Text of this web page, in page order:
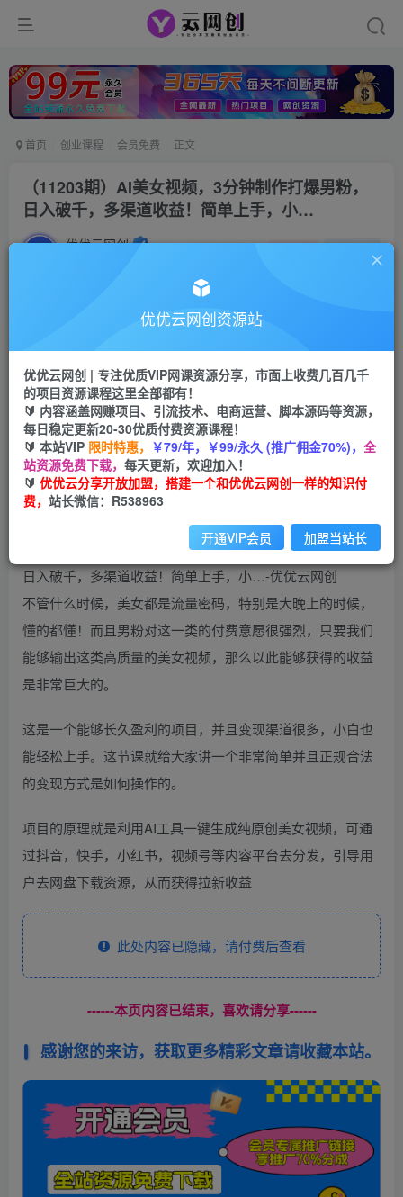
首页 创业课程 会员免费 正文
（11203期）AI美女视频，3分钟制作打爆男粉，
日入破千，多渠道收益！简单上手，小…
优优云网创 私信
会员专属资源
会员免费
您暂无购买权限，请先开通会员
开通会员
不管什么时候，美女都是流量密码，特别是大晚上的时候，
懂的都懂！而且男粉对这一类的付费意愿很强烈，只要我们
能够输出这类高质量的美女视频，那么以此能够获得的收益
是非常巨大的。
这是一个能够长久盈利的项目，并且变现渠道很多，小白也
能轻松上手。这节课就给大家讲一个非常简单并且正规合法
的变现方式是如何操作的。
项目的原理就是利用AI工具一键生成纯原创美女视频，可通
过抖音，快手，小红书，视频号等内容平台去分发，引导用
户去网盘下载资源，从而获得拉新收益
此处内容已隐藏，请付费后查看
------本页内容已结束，喜欢请分享------
感谢您的来访，获取更多精彩文章请收藏本站。
优优云网创资源站
优优云网创 | 专注优质VIP网课资源分享，市面上收费几百几千
的项目资源课程这里全部都有！
🔰 内容涵盖网赚项目、引流技术、电商运营、脚本源码等资源，
每日稳定更新20-30优质付费资源课程！
🔰 本站VIP 限时特惠， ￥79/年，￥99/永久 (推广佣金70%)， 全
站资源免费下载， 每天更新，欢迎加入！
🔰 优优云分享开放加盟，搭建一个和优优云网创一样的知识付
费， 站长微信：R538963
开通VIP会员 加盟当站长